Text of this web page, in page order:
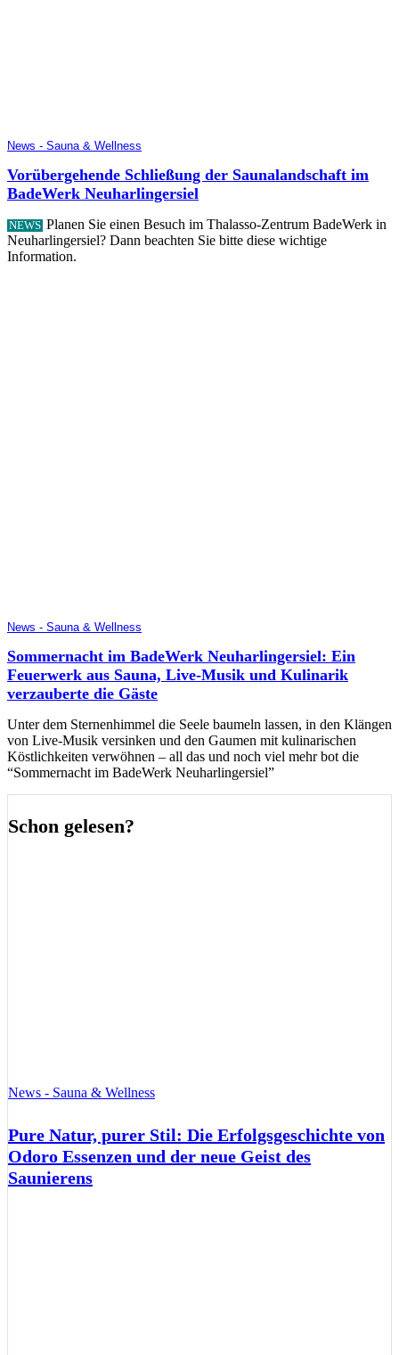
News - Sauna & Wellness
Vorübergehende Schließung der Saunalandschaft im
BadeWerk Neuharlingersiel
NEWS Planen Sie einen Besuch im Thalasso-Zentrum BadeWerk in
Neuharlingersiel? Dann beachten Sie bitte diese wichtige
Information.
News - Sauna & Wellness
Sommernacht im BadeWerk Neuharlingersiel: Ein
Feuerwerk aus Sauna, Live-Musik und Kulinarik
verzauberte die Gäste
Unter dem Sternenhimmel die Seele baumeln lassen, in den Klängen
von Live-Musik versinken und den Gaumen mit kulinarischen
Köstlichkeiten verwöhnen – all das und noch viel mehr bot die
“Sommernacht im BadeWerk Neuharlingersiel”
Schon gelesen?
News - Sauna & Wellness
Pure Natur, purer Stil: Die Erfolgsgeschichte von
Odoro Essenzen und der neue Geist des
Saunierens